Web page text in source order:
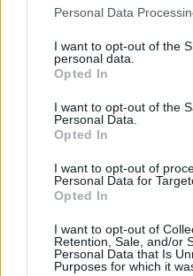
Please note that this
not limited to your visit or
grant or deny consent to
use your data for below
consent section.
Personal Data
I want to opt-out of the
personal data.
Opted In
I want to opt-out of the
Personal Data.
Opted In
I want to opt-out of
Personal Data for
Opted In
I want to opt-out of
Retention, Sale, and/or
Personal Data that Is
Purposes for which it
NECROLOGIE
Mario Malu
Paolo Pinna